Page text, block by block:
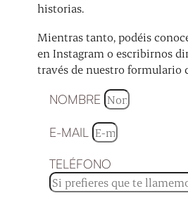
historias.
Mientras tanto, podéis
en Instagram o escribirnos
través de nuestro formulario
NOMBRE
E-MAIL
TELÉFONO